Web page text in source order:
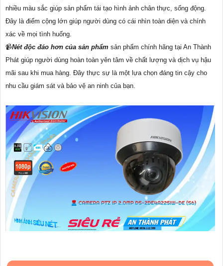
nhiều màu sắc giúp sản phẩm tái tạo hình ảnh chân thực, sống động.
Đây là điểm cộng lớn giúp người dùng có cái nhìn toàn diện và chính
xác về mọi tình huống.
📹Nét độc đáo hơn của sản phẩm sản phẩm chính hãng tại An Thành
Phát giúp người dùng hoàn toàn yên tâm về chất lượng và dịch vụ hậu
mãi sau khi mua hàng. Đây thực sự là một lựa chọn đáng tin cậy cho
nhu cầu giám sát và bảo vệ an ninh của bạn.